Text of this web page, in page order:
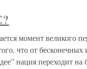
момент великого
что от
нация переходит